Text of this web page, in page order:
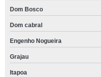
Dom Bosco
Dom cabral
Engenho Nogueira
Grajau
Itapoa